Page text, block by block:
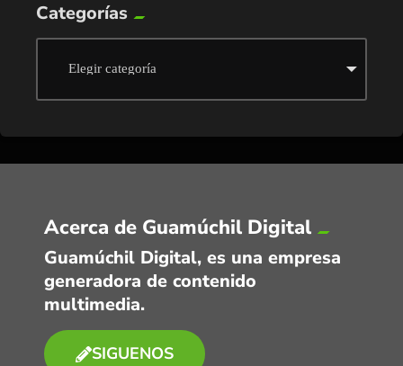
Categorías
Acerca de Guamúchil Digital
Guamúchil Digital, es una empresa
generadora de contenido
multimedia.
SIGUENOS